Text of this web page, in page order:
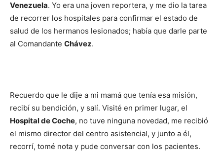
Venezuela. Yo era una joven reportera, y me dio la tarea
de recorrer los hospitales para confirmar el estado de
salud de los hermanos lesionados; había que darle parte
al Comandante Chávez.
Recuerdo que le dije a mi mamá que tenía esa misión,
recibí su bendición, y salí. Visité en primer lugar, el
Hospital de Coche, no tuve ninguna novedad, me recibió
el mismo director del centro asistencial, y junto a él,
recorrí, tomé nota y pude conversar con los pacientes.